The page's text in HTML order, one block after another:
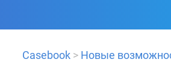
Casebook > Новые